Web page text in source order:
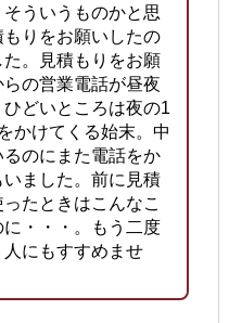
そういうものかと思
りをお願いしたの
。見積もりをお願
の営業電話が昼夜
どいところは夜の1
かけてくる始末。中
のにまた電話をか
ました。前に見積
たときはこんなこ
・・・。もう二度
にもすすめませ